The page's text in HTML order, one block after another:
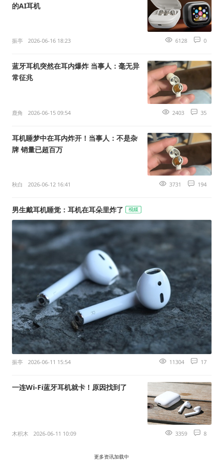
的AI耳机
振亭 2026-06-16 18:23 6128 0
蓝牙耳机突然在耳内爆炸 当事人：毫无异
常征兆
鹿角 2026-06-15 09:54 2403 35
耳机睡梦中在耳内炸开！当事人：不是杂
牌 销量已超百万
秋白 2026-06-12 16:41 3731 194
男生戴耳机睡觉：耳机在耳朵里炸了
振亭 2026-06-11 15:54 11304 17
一连Wi-Fi蓝牙耳机就卡！原因找到了
木积木 2026-06-11 10:09 3359 8
更多资讯加载中